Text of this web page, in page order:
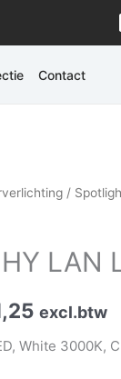
Contact
/
LAN
excl.btw
White 3000K,